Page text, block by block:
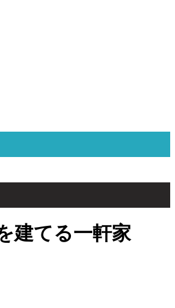
建てる一軒家